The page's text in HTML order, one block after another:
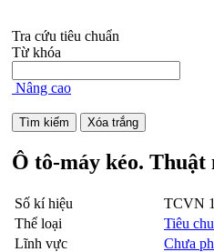
Tra cứu tiêu chuẩn
Từ khóa
Nâng cao
Ô tô-máy kéo. Thuật
Số kí hiệu
TCVN
Thể loại
Tiêu
Lĩnh vực
Chưa